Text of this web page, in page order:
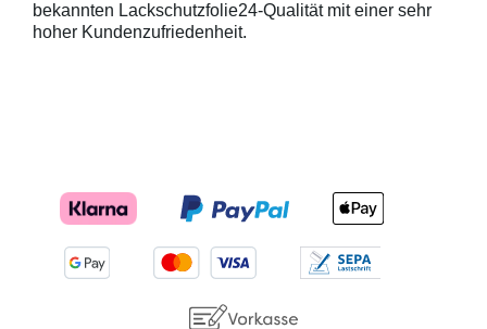
bekannten Lackschutzfolie24-Qualität mit einer sehr
hoher Kundenzufriedenheit.